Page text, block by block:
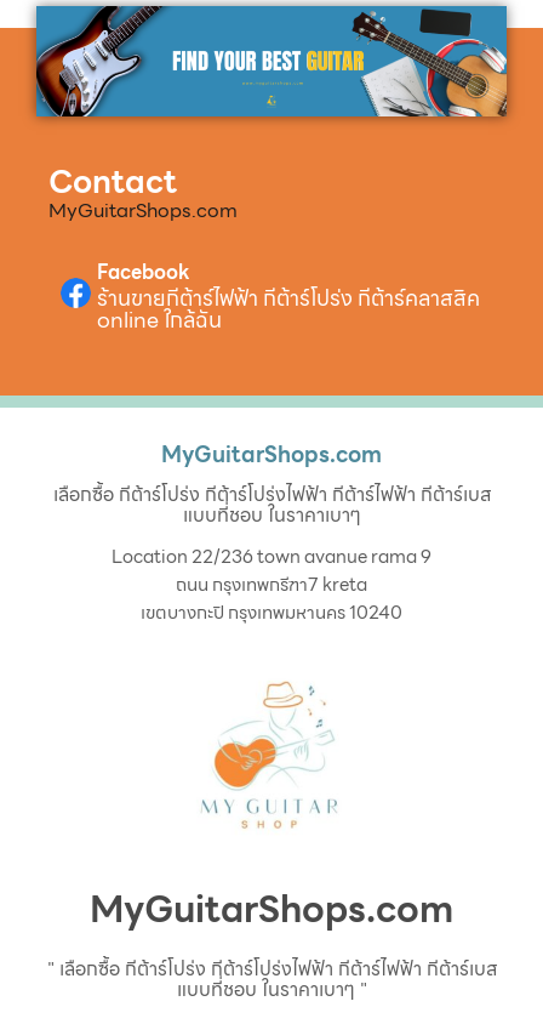
Contact
MyGuitarShops.com
Facebook
ร้านขายกีต้าร์ไฟฟ้า กีต้าร์โปร่ง กีต้าร์คลาสสิค
online ใกล้ฉัน
MyGuitarShops.com
" เลือกซื้อ กีต้าร์โปร่ง กีต้าร์โปร่งไฟฟ้า กีต้าร์ไฟฟ้า กีต้าร์เบส
แบบที่ชอบ ในราคาเบาๆ "
MyGuitarShops.com
เลือกซื้อ กีต้าร์โปร่ง กีต้าร์โปร่งไฟฟ้า กีต้าร์ไฟฟ้า กีต้าร์เบส
แบบที่ชอบ ในราคาเบาๆ
Location 22/236 town avanue rama 9
ถนน กรุงเทพกรีฑา7 kreta
เขตบางกะปิ กรุงเทพมหานคร 10240